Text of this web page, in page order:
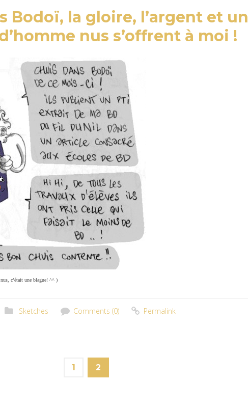
Bodoï, la gloire, l’argent et un
nus s’offrent à moi !
c’était une blague! ^^ )
Sketches Comments (0) Permalink
1 2